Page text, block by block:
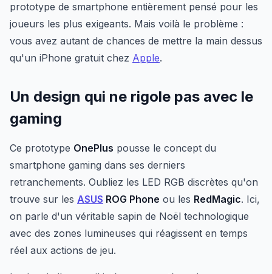
prototype de smartphone entièrement pensé pour les
joueurs les plus exigeants. Mais voilà le problème :
vous avez autant de chances de mettre la main dessus
qu'un iPhone gratuit chez Apple.
Un design qui ne rigole pas avec le
gaming
Ce prototype OnePlus pousse le concept du
smartphone gaming dans ses derniers
retranchements. Oubliez les LED RGB discrètes qu'on
trouve sur les ASUS ROG Phone ou les RedMagic. Ici,
on parle d'un véritable sapin de Noël technologique
avec des zones lumineuses qui réagissent en temps
réel aux actions de jeu.